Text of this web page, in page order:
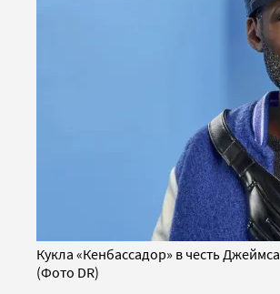
Кукла «Кенбассадор» в честь
(Фото DR)